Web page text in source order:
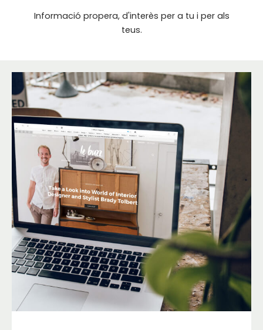
Informació propera, d'interès per a tu i per als
teus.